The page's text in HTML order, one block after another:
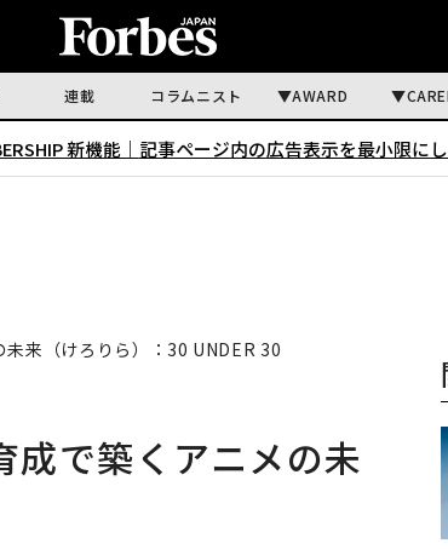
連載 コラムニスト AWARD
新機能｜ 記事ページ内の広告表示を最小限に
来（けろりら）：30 UNDER 30
で築くアニメの未